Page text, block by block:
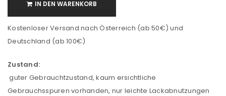
IN DEN WARENKORB
Kostenloser Versand nach Österreich (ab 50€) und
Deutschland (ab 100€)
Zustand:
guter Gebrauchtzustand, kaum ersichtliche
Gebrauchsspuren vorhanden, nur leichte Lackabnutzungen